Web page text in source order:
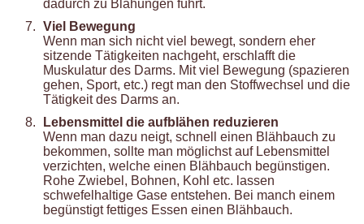
dadurch zu Blähungen führt.
Viel Bewegung
Wenn man sich nicht viel bewegt, sondern eher
sitzende Tätigkeiten nachgeht, erschlafft die
Muskulatur des Darms. Mit viel Bewegung (spazieren
gehen, Sport, etc.) regt man den Stoffwechsel und die
Tätigkeit des Darms an.
Lebensmittel die aufblähen reduzieren
Wenn man dazu neigt, schnell einen Blähbauch zu
bekommen, sollte man möglichst auf Lebensmittel
verzichten, welche einen Blähbauch begünstigen.
Rohe Zwiebel, Bohnen, Kohl etc. lassen
schwefelhaltige Gase entstehen. Bei manch einem
begünstigt fettiges Essen einen Blähbauch.